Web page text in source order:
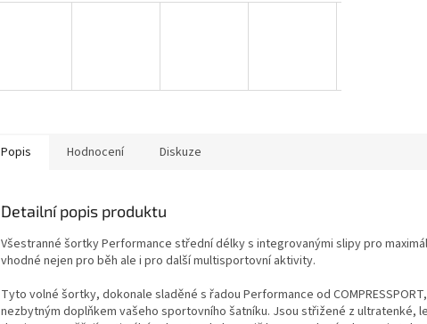
Popis Hodnocení Diskuze
Detailní popis produktu
Všestranné šortky Performance střední délky s integrovanými slipy pro
vhodné nejen pro běh ale i pro další multisportovní aktivity.
Tyto volné šortky, dokonale sladěné s řadou Performance od
nezbytným doplňkem vašeho sportovního šatníku. Jsou střižené z ultratenké,